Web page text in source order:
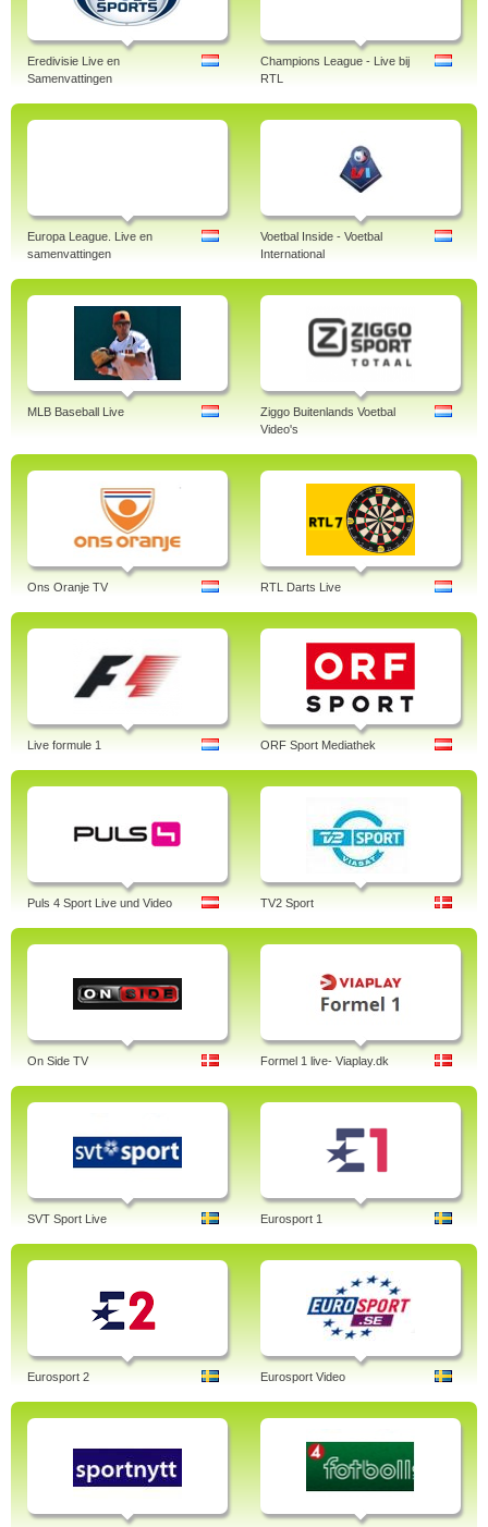
Eredivisie Live en
Samenvattingen
Champions League - Live bij
RTL
Europa League. Live en
samenvattingen
Voetbal Inside - Voetbal
International
MLB Baseball Live
Ziggo Buitenlands Voetbal
Video's
Ons Oranje TV RTL Darts Live
Live formule 1 ORF Sport Mediathek
Puls 4 Sport Live und Video TV2 Sport
On Side TV Formel 1 live- Viaplay.dk
SVT Sport Live Eurosport 1
Eurosport 2 Eurosport Video